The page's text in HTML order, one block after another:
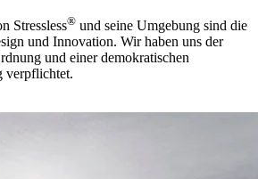
Stressless® und seine Umgebung sind die
und Innovation. Wir haben uns der
und einer demokratischen
verpflichtet.